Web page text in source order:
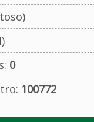
0
100772